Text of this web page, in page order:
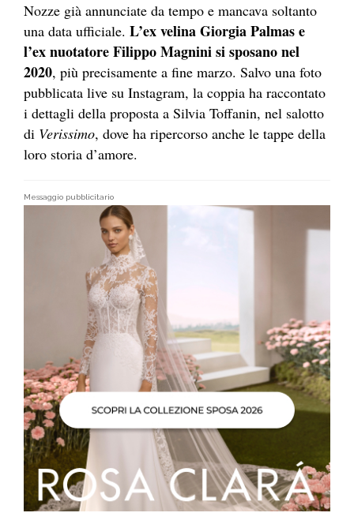
Nozze già annunciate da tempo e mancava soltanto
una data ufficiale. L’ex velina Giorgia Palmas e
l’ex nuotatore Filippo Magnini si sposano nel
2020, più precisamente a fine marzo. Salvo una foto
pubblicata live su Instagram, la coppia ha raccontato
i dettagli della proposta a Silvia Toffanin, nel salotto
di Verissimo, dove ha ripercorso anche le tappe della
loro storia d’amore.
Messaggio pubblicitario